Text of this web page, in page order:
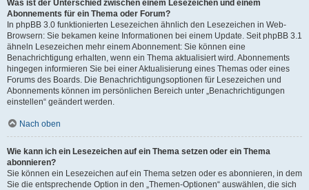
Was ist der Unterschied zwischen einem Lesezeichen und einem
Abonnements für ein Thema oder Forum?
In phpBB 3.0 funktionierten Lesezeichen ähnlich den Lesezeichen in Web-
Browsern: Sie bekamen keine Informationen bei einem Update. Seit phpBB 3.1
ähneln Lesezeichen mehr einem Abonnement: Sie können eine
Benachrichtigung erhalten, wenn ein Thema aktualisiert wird. Abonnements
hingegen informieren Sie bei einer Aktualisierung eines Themas oder eines
Forums des Boards. Die Benachrichtigungsoptionen für Lesezeichen und
Abonnements können im persönlichen Bereich unter „Benachrichtigungen
einstellen“ geändert werden.
Nach oben
Wie kann ich ein Lesezeichen auf ein Thema setzen oder ein Thema
abonnieren?
Sie können ein Lesezeichen auf ein Thema setzen oder es abonnieren, in dem
Sie die entsprechende Option in den „Themen-Optionen“ auswählen, die sich